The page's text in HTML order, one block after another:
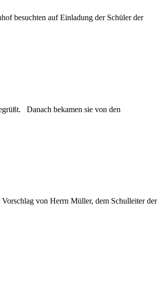
besuchten auf Einladung der Schüler der
Danach bekamen sie von den
von Herrn Müller, dem Schulleiter der